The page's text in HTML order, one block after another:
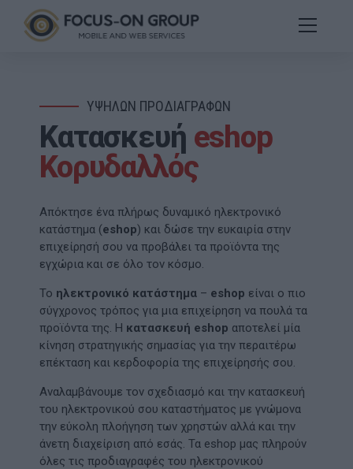
ΥΨΗΛΩΝ ΠΡΟΔΙΑΓΡΑΦΩΝ
Κατασκευή eshop
Κορυδαλλός
Απόκτησε ένα πλήρως δυναμικό ηλεκτρονικό
κατάστημα (eshop) και δώσε την ευκαιρία στην
επιχείρησή σου να προβάλει τα προϊόντα της
εγχώρια και σε όλο τον κόσμο.
Το ηλεκτρονικό κατάστημα – eshop είναι ο πιο
σύγχρονος τρόπος για μια επιχείρηση να πουλά τα
προϊόντα της. Η κατασκευή eshop αποτελεί μία
κίνηση στρατηγικής σημασίας για την περαιτέρω
επέκταση και κερδοφορία της επιχείρησής σου.
Αναλαμβάνουμε τον σχεδιασμό και την κατασκευή
του ηλεκτρονικού σου καταστήματος με γνώμονα
την εύκολη πλοήγηση των χρηστών αλλά και την
άνετη διαχείριση από εσάς. Τα eshop μας πληρούν
όλες τις προδιαγραφές του ηλεκτρονικού